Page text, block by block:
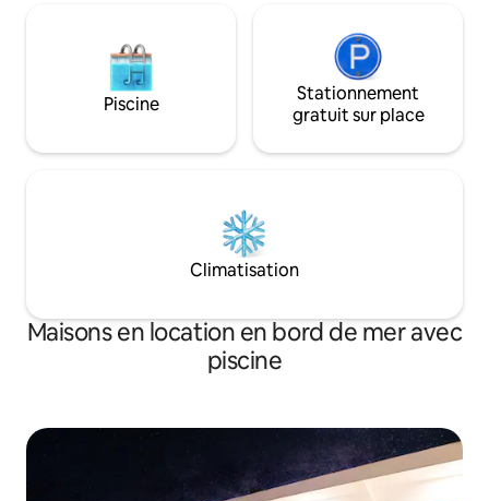
Piscine
Stationnement
gratuit sur place
Climatisation
Maisons en location en bord de mer avec
piscine